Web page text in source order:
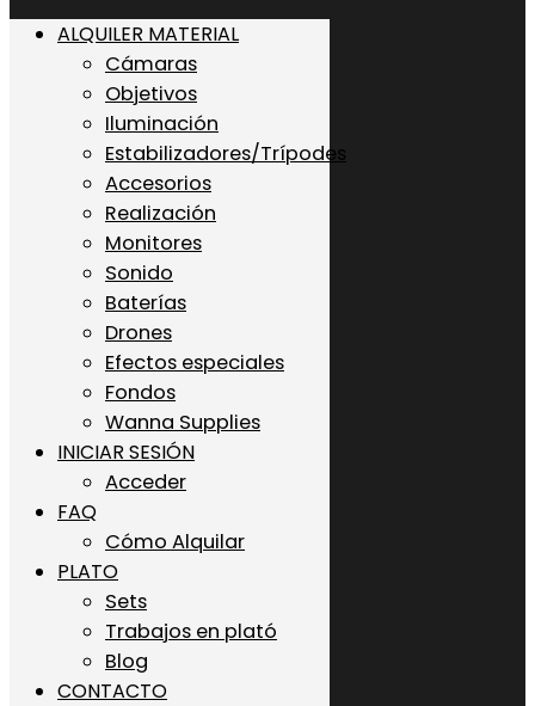
ALQUILER MATERIAL
Cámaras
Objetivos
Iluminación
Estabilizadores/Trípodes
Accesorios
Realización
Monitores
Sonido
Baterías
Drones
Efectos especiales
Fondos
Wanna Supplies
INICIAR SESIÓN
Acceder
FAQ
Cómo Alquilar
PLATO
Sets
Trabajos en plató
Blog
CONTACTO